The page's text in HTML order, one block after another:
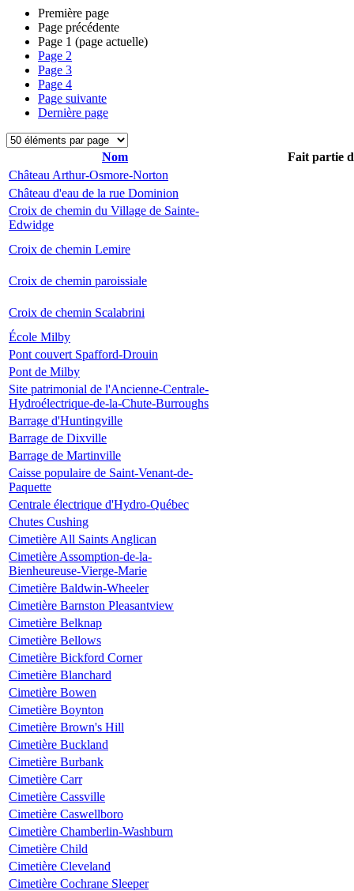
Première page
Page précédente
Page 1 (page actuelle)
Page 2
Page 3
Page 4
Page suivante
Dernière page
Nom
Fait partie
Château Arthur-Osmore-Norton
Château d'eau de la rue Dominion
Croix de chemin du Village de Sainte-
Edwidge
Croix de chemin Lemire
Croix de chemin paroissiale
Croix de chemin Scalabrini
École Milby
Pont couvert Spafford-Drouin
Pont de Milby
Site patrimonial de l'Ancienne-Centrale-
Hydroélectrique-de-la-Chute-Burroughs
Barrage d'Huntingville
Barrage de Dixville
Barrage de Martinville
Caisse populaire de Saint-Venant-de-
Paquette
Centrale électrique d'Hydro-Québec
Chutes Cushing
Cimetière All Saints Anglican
Cimetière Assomption-de-la-
Bienheureuse-Vierge-Marie
Cimetière Baldwin-Wheeler
Cimetière Barnston Pleasantview
Cimetière Belknap
Cimetière Bellows
Cimetière Bickford Corner
Cimetière Blanchard
Cimetière Bowen
Cimetière Boynton
Cimetière Brown's Hill
Cimetière Buckland
Cimetière Burbank
Cimetière Carr
Cimetière Cassville
Cimetière Caswellboro
Cimetière Chamberlin-Washburn
Cimetière Child
Cimetière Cleveland
Cimetière Cochrane Sleeper